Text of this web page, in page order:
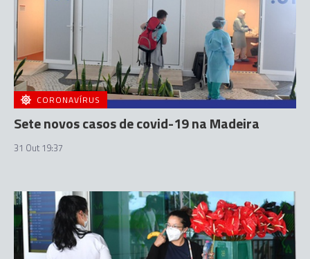
CORONAVÍRUS
Sete novos casos de covid-19 na Madeira
31 Out 19:37